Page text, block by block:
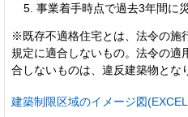
事業着手時点で過去3年間に
※既存不適格住宅とは、法令の施
規定に適合しないもの。法令の適
合しないものは、違反建築物とな
建築制限区域のイメージ図